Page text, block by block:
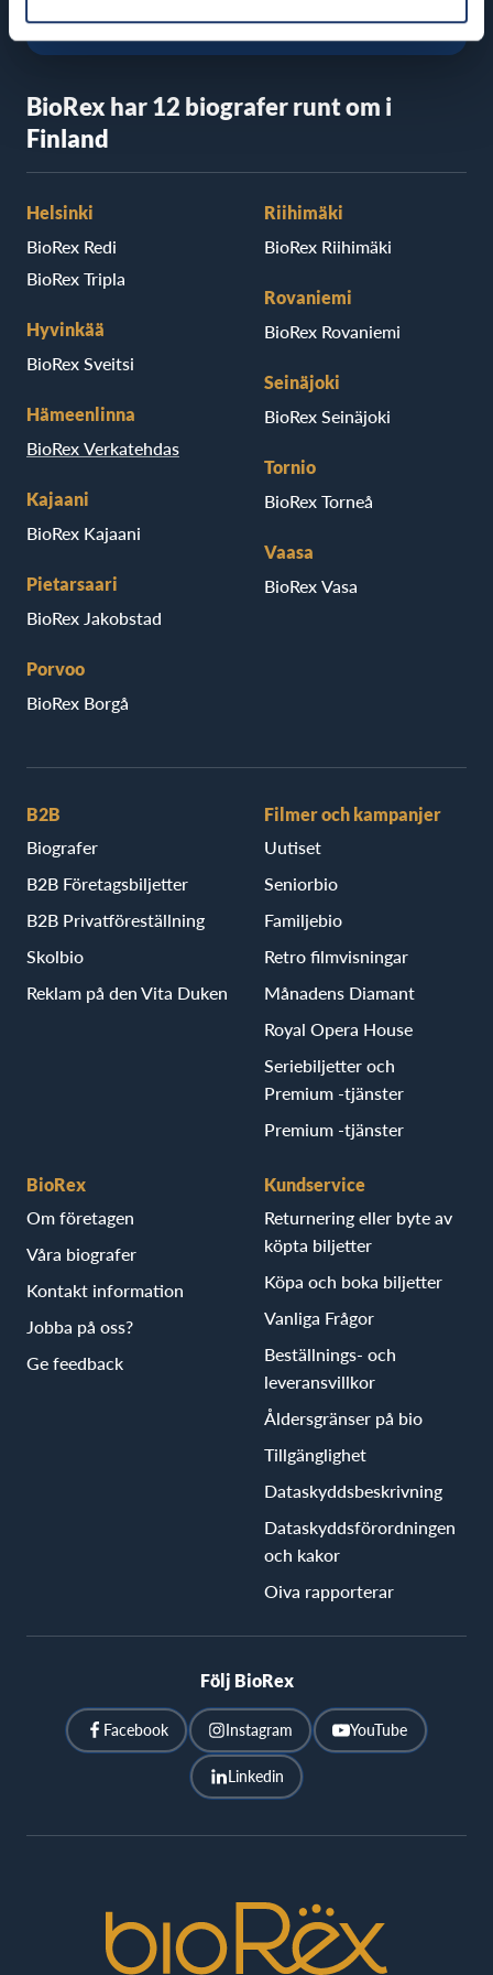
BioRex har 12 biografer runt om i
Finland
Helsinki
BioRex Redi
BioRex Tripla
Hyvinkää
BioRex Sveitsi
Hämeenlinna
BioRex Verkatehdas
Kajaani
BioRex Kajaani
Pietarsaari
BioRex Jakobstad
Porvoo
BioRex Borgå
Riihimäki
BioRex Riihimäki
Rovaniemi
BioRex Rovaniemi
Seinäjoki
BioRex Seinäjoki
Tornio
BioRex Torneå
Vaasa
BioRex Vasa
B2B
Biografer
B2B Företagsbiljetter
B2B Privatföreställning
Skolbio
Reklam på den Vita Duken
Filmer och kampanjer
Uutiset
Seniorbio
Familjebio
Retro filmvisningar
Månadens Diamant
Royal Opera House
Seriebiljetter och
Premium -tjänster
Premium -tjänster
BioRex
Om företagen
Våra biografer
Kontakt information
Jobba på oss?
Ge feedback
Kundservice
Returnering eller byte av
köpta biljetter
Köpa och boka biljetter
Vanliga Frågor
Beställnings- och
leveransvillkor
Åldersgränser på bio
Tillgänglighet
Dataskyddsbeskrivning
Dataskyddsförordningen
och kakor
Oiva rapporterar
Följ BioRex
Facebook Instagram YouTube
Linkedin
Cinemas